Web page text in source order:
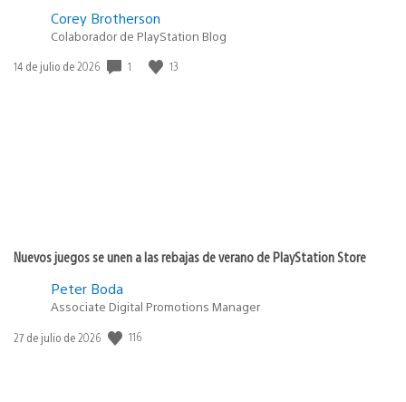
Corey Brotherson
Colaborador de PlayStation Blog
Fecha
14 de julio de 2026 1 13
Nuevos juegos se unen a las rebajas de verano de PlayStation Store
Peter Boda
Associate Digital Promotions Manager
Fecha
27 de julio de 2026 116